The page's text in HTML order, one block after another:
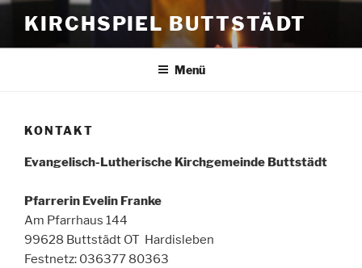
Zum
Inhalt
springen
KIRCHSPIEL BUTTSTÄDT
Menü
KONTAKT
Evangelisch-Lutherische Kirchgemeinde Buttstädt
Pfarrerin Evelin Franke
Am Pfarrhaus 144
99628 Buttstädt OT Hardisleben
Festnetz: 036377 80363